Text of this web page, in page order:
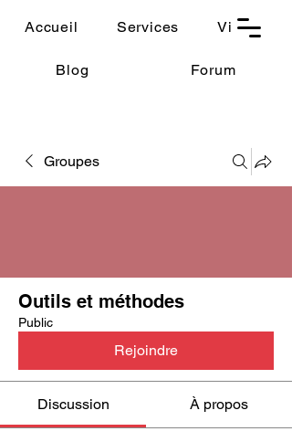
THAUMASIA
Accueil Services Vidéos
Blog Forum
Groupes
Outils et méthodes
Public
Rejoindre
Discussion À propos